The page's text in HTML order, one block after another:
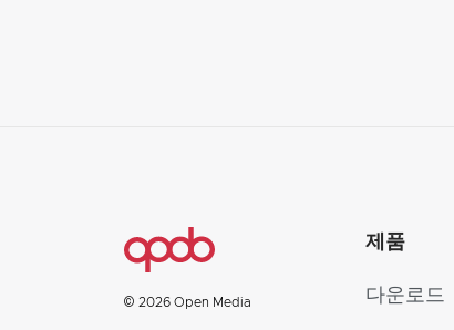
© 2026 Open Media
제품
다운로드